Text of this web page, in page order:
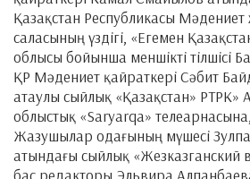
Қазақстан Республикасы
саласының үздігі, «Егемен
облысы бойынша меншікті тілшісі
ҚР Мәдениет қайраткері Сәбит
атаулы сыйлық «Қазақстан» РТРК»
облыстық «Saryarqa»
Жазушылар одағының мүшесі
атындағы сыйлық «Жезказганский
бас редакторы Эльвира